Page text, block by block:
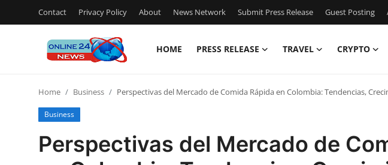
Contact Privacy Policy About News Network Submit Press Release Guest Posting
HOME PRESS RELEASE TRAVEL CRYPTO
Contact
Press Release
Home Business Perspectivas del Mercado de Comida Rápida en Colombia: Tendencias,
Business
Perspectivas del Mercado de